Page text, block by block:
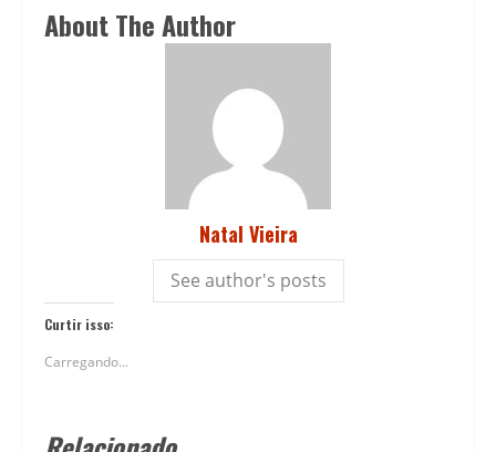
About The Author
Natal Vieira
See author's posts
Curtir isso:
Carregando...